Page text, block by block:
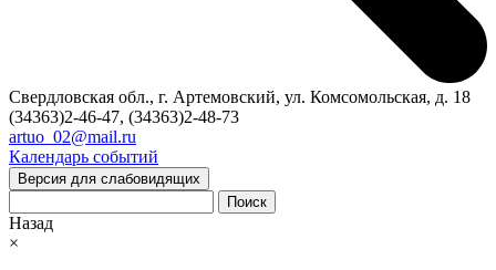
Свердловская обл., г. Артемовский, ул. Комсомольская, д. 18
(34363)2-46-47, (34363)2-48-73
artuo_02@mail.ru
Календарь событий
Версия для слабовидящих
Поиск
Назад
×